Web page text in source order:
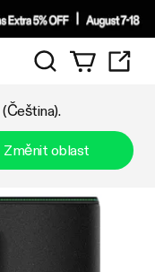
Vyhledávání
(Čeština).
Změnit oblast